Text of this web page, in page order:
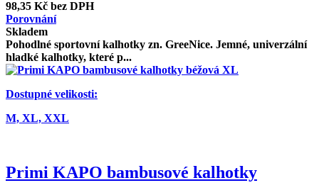
98,35 Kč bez DPH
Porovnání
Skladem
Pohodlné sportovní kalhotky zn. GreeNice. Jemné, univerzální
hladké kalhotky, které p...
Dostupné velikosti:
M, XL, XXL
Primi KAPO bambusové kalhotky